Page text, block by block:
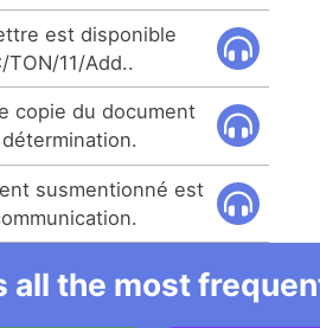
est disponible
11/Add..
copie du document
susmentionné est
all the most